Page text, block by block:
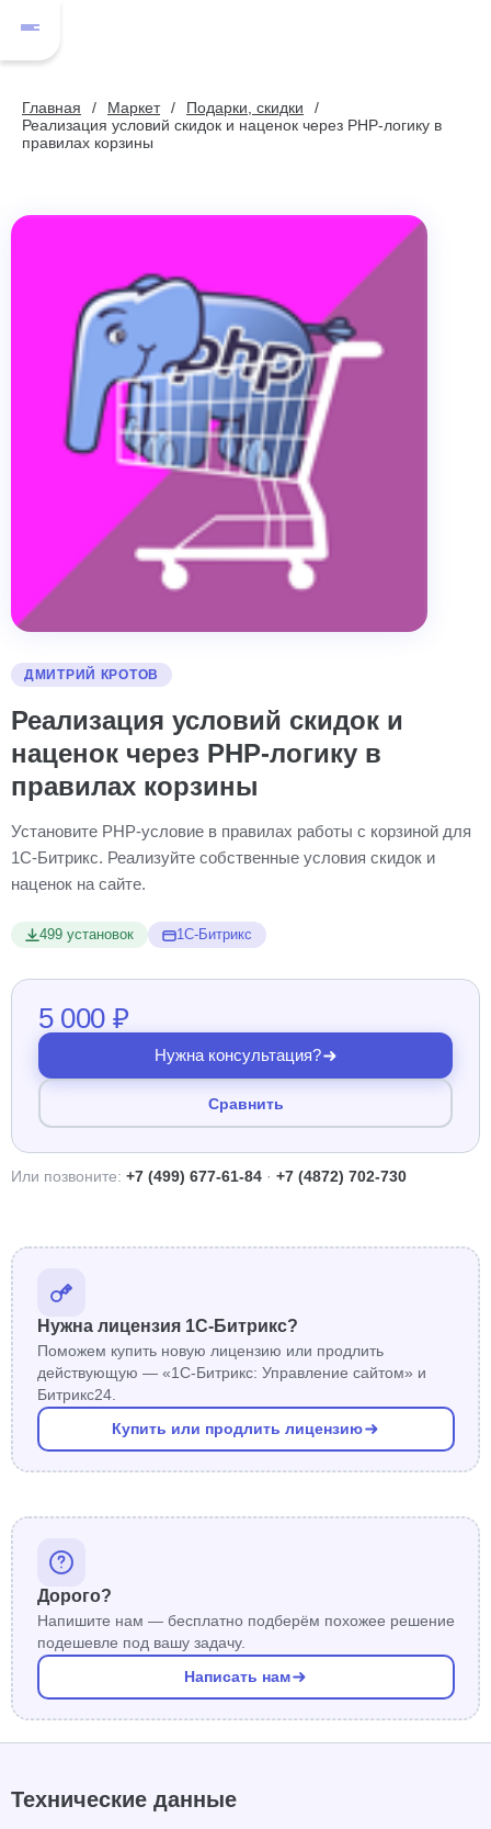
Главная Маркет
Подарки, скидки
Реализация условий скидок и наценок через PHP-логику в
правилах корзины
ДМИТРИЙ КРОТОВ
Реализация условий скидок и
наценок через PHP-логику в
правилах корзины
Установите PHP-условие в правилах работы с корзиной для
1С-Битрикс. Реализуйте собственные условия скидок и
наценок на сайте.
499 установок 1С-Битрикс
5 000 ₽
Нужна консультация?
Сравнить
Или позвоните: +7 (499) 677-61-84 · +7 (4872) 702-730
Нужна лицензия 1С-Битрикс?
Поможем купить новую лицензию или продлить
действующую — «1С-Битрикс: Управление сайтом» и
Битрикс24.
Купить или продлить лицензию
Дорого?
Напишите нам — бесплатно подберём похожее решение
подешевле под вашу задачу.
Написать нам
Технические данные